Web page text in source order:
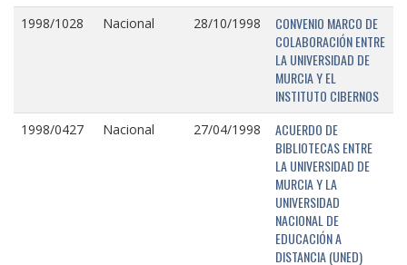
1998/1028 Nacional 28/10/1998
CONVENIO MARCO DE
COLABORACIÓN ENTRE
LA UNIVERSIDAD DE
MURCIA Y EL
INSTITUTO CIBERNOS
1998/0427 Nacional 27/04/1998
ACUERDO DE
BIBLIOTECAS ENTRE
LA UNIVERSIDAD DE
MURCIA Y LA
UNIVERSIDAD
NACIONAL DE
EDUCACIÓN A
DISTANCIA (UNED)